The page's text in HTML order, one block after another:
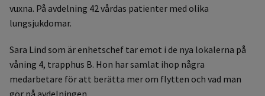
vuxna. På avdelning 42 vårdas patienter med olika
lungsjukdomar.
Sara Lind som är enhetschef tar emot i de nya lokalerna på
våning 4, trapphus B. Hon har samlat ihop några
medarbetare för att berätta mer om flytten och vad man
gör på avdelningen.